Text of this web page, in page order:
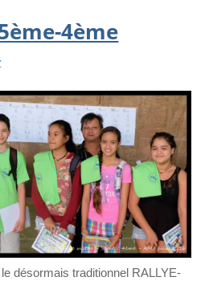
4ème
désormais traditionnel RALLYE-